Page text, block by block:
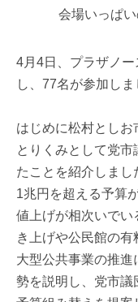
会場いっぱ
4月4日、プラザノ
し、77名が参加しま
はじめに松村としお
とりくみとして党
たことを紹介しま
1兆円を超える予算
値上げが相次いでい
き上げや公民館の
大型公共事業の推
勢を説明し、党市議